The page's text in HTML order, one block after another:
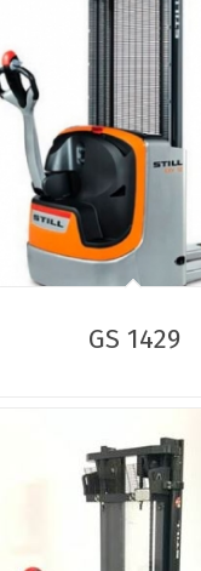
GS 1429